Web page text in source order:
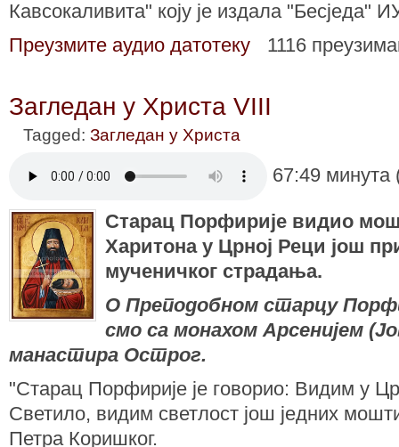
Кавсокаливита" коју је издала "Бесједа"
Преузмите аудио датотеку
1116
Загледан у Христа VIII
Tagged: Загледан у Христа
67:49
Старац Порфирије видио
Харитона у Црној Реци још
мученичког страдања.
О Преподобном старцу
смо са монахом Арсенијем
манастира Острог.
"Старац Порфирије је говорио: Видим у
Светило, видим светлост још једних
Петра Коришког.